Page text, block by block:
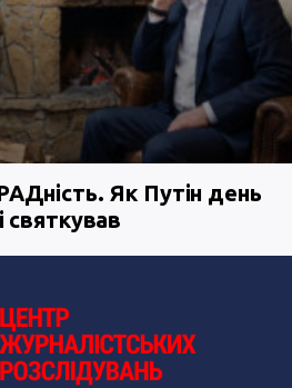
Як Путін день
святкував